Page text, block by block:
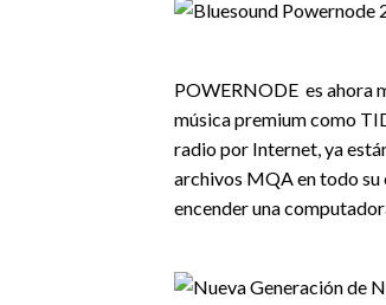
POWERNODE es ahora
música premium como
radio por Internet, ya
archivos MQA en todo su
encender una